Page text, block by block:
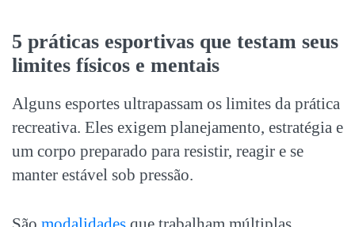
5 práticas esportivas que testam seus
limites físicos e mentais
Alguns esportes ultrapassam os limites da prática
recreativa. Eles exigem planejamento, estratégia e
um corpo preparado para resistir, reagir e se
manter estável sob pressão.